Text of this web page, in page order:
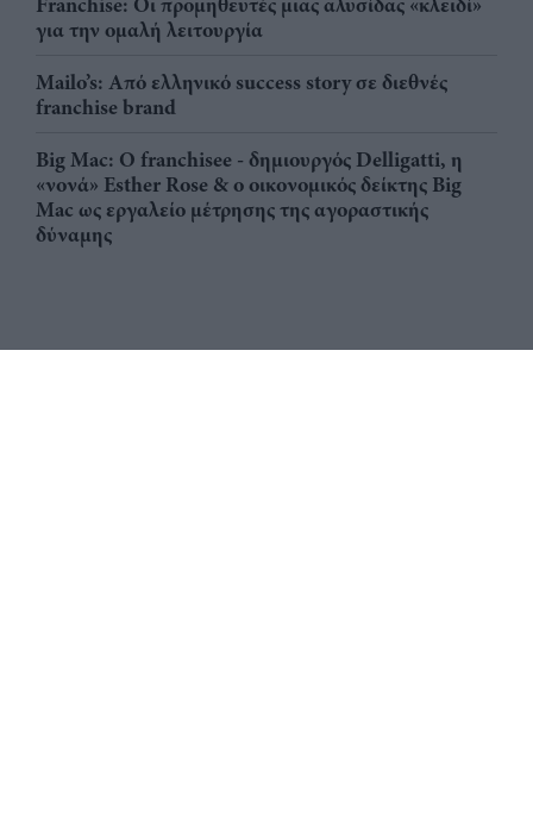
για την ομαλή λειτουργία
Mailo’s: Από ελληνικό success story σε διεθνές
franchise brand
Big Mac: Ο franchisee - δημιουργός Delligatti, η
«νονά» Esther Rose & ο οικονομικός δείκτης Big
Mac ως εργαλείο μέτρησης της αγοραστικής
δύναμης